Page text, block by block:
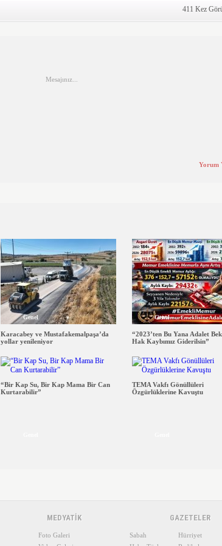
411 Kez
Genel
Karacabey ve Mustafakemalpaşa’da
yollar yenileniyor
Genel
“2023’ten Bu Yana Adalet
Hak Kaybımız Giderilsin”
“Bir Kap Su, Bir Kap Mama Bir Can
Kurtarabilir”
TEMA Vakfı Gönüllüleri
Özgürlüklerine Kavuştu
MEDYATİK
Foto Galeri
GAZETELER
Sabah Hürriyet